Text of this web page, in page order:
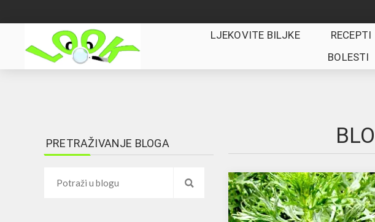
LJEKOVITE BILJKE RECEPTI
BOLESTI
PRETRAŽIVANJE BLOGA